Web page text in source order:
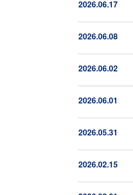
2026.06.17
2026.06.08
2026.06.02
2026.06.01
2026.05.31
2026.02.15